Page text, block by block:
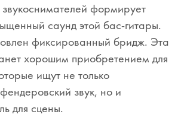
звукоснимателей формирует
саунд этой бас-гитары.
фиксированный бридж. Эта
хорошим приобретением для
ищут не только
звук, но и
для сцены.